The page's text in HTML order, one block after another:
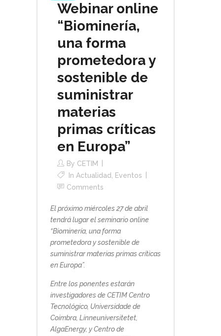
Webinar online
“Biominería,
una forma
prometedora y
sostenible de
suministrar
materias
primas críticas
en Europa”
By CETIM
In Actualidad
Eventos
Comments
El próximo miércoles 27 de abril
tendrá lugar el seminario online
“Biominería, una forma
prometedora y sostenible de
suministrar materias primas críticas
en Europa”.
Entre los ponentes estarán
investigadores de CETIM Centro
Tecnológico, Universidade de
Coimbra, Linneuniversitetet,
AlgaEnergy, y Centro de